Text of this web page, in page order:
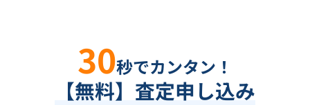
30秒でカンタン！
【無料】査定申し込み